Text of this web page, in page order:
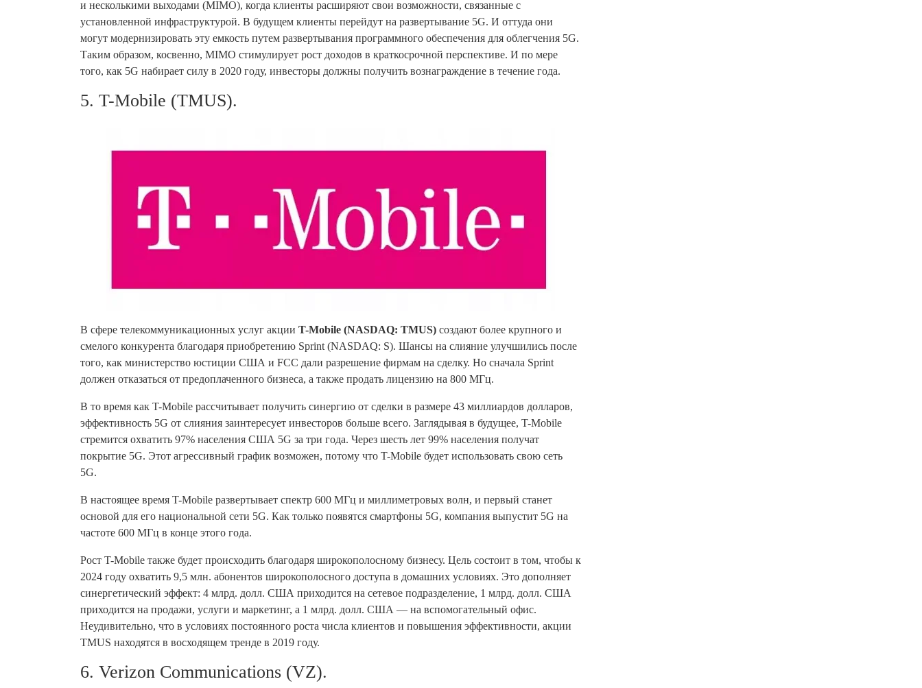
и несколькими выходами (MIMO), когда клиенты расширяют свои возможности, связанные с
установленной инфраструктурой. В будущем клиенты перейдут на развертывание 5G. И оттуда они
могут модернизировать эту емкость путем развертывания программного обеспечения для облегчения 5G.
Таким образом, косвенно, MIMO стимулирует рост доходов в краткосрочной перспективе. И по мере
того, как 5G набирает силу в 2020 году, инвесторы должны получить вознаграждение в течение года.
5. T-Mobile (TMUS).
В сфере телекоммуникационных услуг акции T-Mobile (NASDAQ: TMUS) создают более крупного и
смелого конкурента благодаря приобретению Sprint (NASDAQ: S). Шансы на слияние улучшились после
того, как министерство юстиции США и FCC дали разрешение фирмам на сделку. Но сначала Sprint
должен отказаться от предоплаченного бизнеса, а также продать лицензию на 800 МГц.
В то время как T-Mobile рассчитывает получить синергию от сделки в размере 43 миллиардов долларов,
эффективность 5G от слияния заинтересует инвесторов больше всего. Заглядывая в будущее, T-Mobile
стремится охватить 97% населения США 5G за три года. Через шесть лет 99% населения получат
покрытие 5G. Этот агрессивный график возможен, потому что T-Mobile будет использовать свою сеть
5G.
В настоящее время T-Mobile развертывает спектр 600 МГц и миллиметровых волн, и первый станет
основой для его национальной сети 5G. Как только появятся смартфоны 5G, компания выпустит 5G на
частоте 600 МГц в конце этого года.
Рост T-Mobile также будет происходить благодаря широкополосному бизнесу. Цель состоит в том, чтобы к
2024 году охватить 9,5 млн. абонентов широкополосного доступа в домашних условиях. Это дополняет
синергетический эффект: 4 млрд. долл. США приходится на сетевое подразделение, 1 млрд. долл. США
приходится на продажи, услуги и маркетинг, а 1 млрд. долл. США — на вспомогательный офис.
Неудивительно, что в условиях постоянного роста числа клиентов и повышения эффективности, акции
TMUS находятся в восходящем тренде в 2019 году.
6. Verizon Communications (VZ).